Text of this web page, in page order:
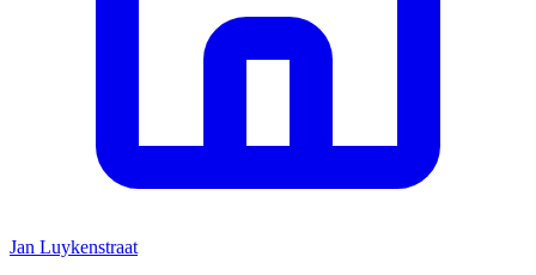
Jan Luykenstraat